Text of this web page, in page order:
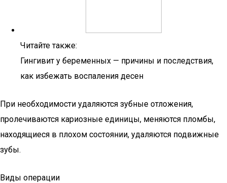
Читайте также:
Гингивит у беременных — причины и последствия,
как избежать воспаления десен
При необходимости удаляются зубные отложения,
пролечиваются кариозные единицы, меняются пломбы,
находящиеся в плохом состоянии, удаляются подвижные
зубы.
Виды операции